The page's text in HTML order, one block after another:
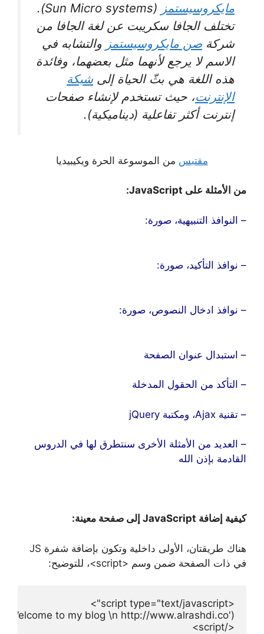
مايكروسيستمز
(Sun Micro systems).
تختلف الجافا سكريبت عن لغة الجافا من
شركة صن مايكروسيستمز والتشابه في
الاسم لا يرجع لأنهما مثل بعضهما، وفائدة
هذه اللغة هي بثّ الحياة إلى شبكة
الإنترنت، حيث تستخدم لإنشاء صفحات
إنترنت أكثر تفاعلية (ديناميكية).
مقتبس من الموسوعة الحرة ويكيبيديا
من الأمثلة على JavaScript:
– النوافذ التنبيهية، صورة:
– نوافذ التأكيد، صورة:
– نوافذ ادخال النصوص، صورة:
– استبدال عنوان الصفحة
– التأكد من الحقول المدخلة
– تقنية Ajax، ومكتبة jQuery
– العديد من الأمثلة الأخرى سنتطرق لها في الدروس
القادمة بإذن الله
كيفية إضافة JavaScript إلى صفحة معينة:
هناك طريقتان، الأولى داخلية وتكون بإضافة شفرة JS
في ذات الصفحة ضمن وسم <script>، للتوضيح:
</script>